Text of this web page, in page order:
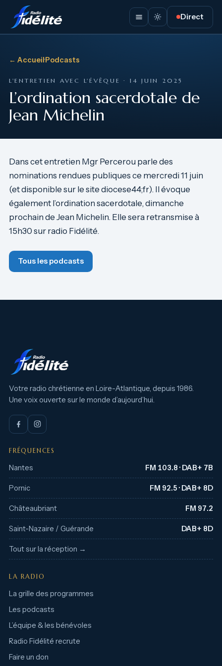
Direct
← Accueil·Podcasts
L'ENTRETIEN AVEC L'ÉVÊQUE · 14 JUIN 2025
L’ordination sacerdotale de
Jean Michelin
Dans cet entretien Mgr Percerou parle des
nominations rendues publiques ce mercredi 11 juin
(et disponible sur le site diocese44;fr). Il évoque
également l’ordination sacerdotale, dimanche
prochain de Jean Michelin. Elle sera retransmise à
15h30 sur radio Fidélité.
Tous les podcasts
Votre radio chrétienne en Loire-Atlantique, depuis 1986.
Une voix ouverte sur le monde d’aujourd’hui.
FRÉQUENCES
Nantes FM 103.8 · DAB+ 7B
Pornic FM 92.5 · DAB+ 8D
Châteaubriant FM 97.2
Saint-Nazaire / Guérande DAB+ 8D
Tout sur la réception →
LA RADIO
La grille des programmes
Les podcasts
L’équipe & les bénévoles
Radio Fidélité recrute
Faire un don